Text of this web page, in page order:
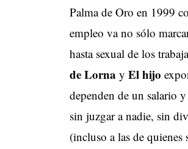
Palma de Oro en 1999
empleo va no sólo
hasta sexual de los
de Lorna y El hijo
dependen de un salario
sin juzgar a nadie, sin
(incluso a las de